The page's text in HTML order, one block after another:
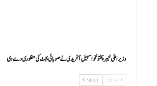
وزیراعلیٰ خیبرپختونخوا سہیل آفریدی نے صوبائی بجٹ کی منظوری دے دی
NEXT